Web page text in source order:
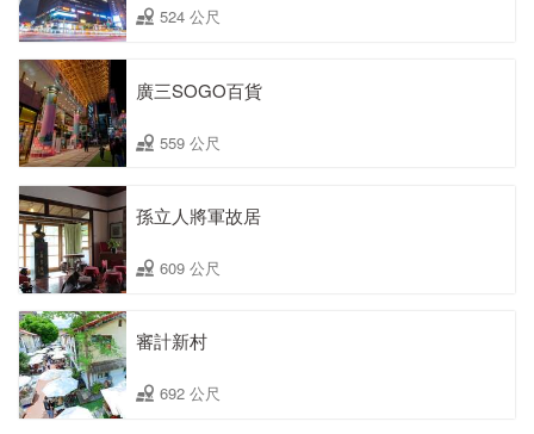
524 公尺
廣三SOGO百貨
559 公尺
孫立人將軍故居
609 公尺
審計新村
692 公尺